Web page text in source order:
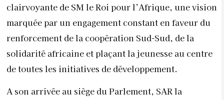
clairvoyante de SM le Roi pour l’Afrique, une vision
marquée par un engagement constant en faveur du
renforcement de la coopération Sud-Sud, de la
solidarité africaine et plaçant la jeunesse au centre
de toutes les initiatives de développement.
A son arrivée au siège du Parlement, SAR la